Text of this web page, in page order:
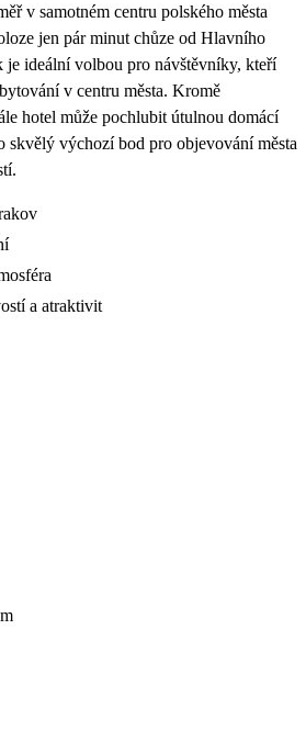
v samotném centru polského města
jen pár minut chůze od Hlavního
je ideální volbou pro návštěvníky, kteří
v centru města. Kromě
hotel může pochlubit útulnou domácí
skvělý výchozí bod pro objevování města
a atraktivit